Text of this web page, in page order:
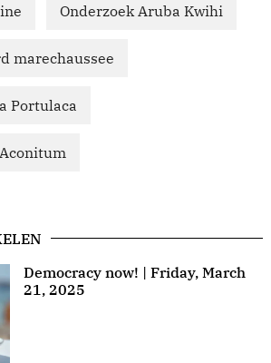
Onderzoek Aruba Kwihi
marechaussee
Portulaca
Democracy now! | Friday, March
21, 2025